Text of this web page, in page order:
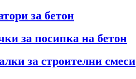
за бетон
за посипка на бетон
за строителни смеси